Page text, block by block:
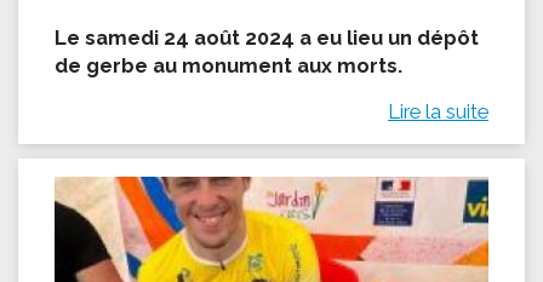
Le samedi 24 août 2024 a eu lieu un dépôt
de gerbe au monument aux morts.
Lire la suite